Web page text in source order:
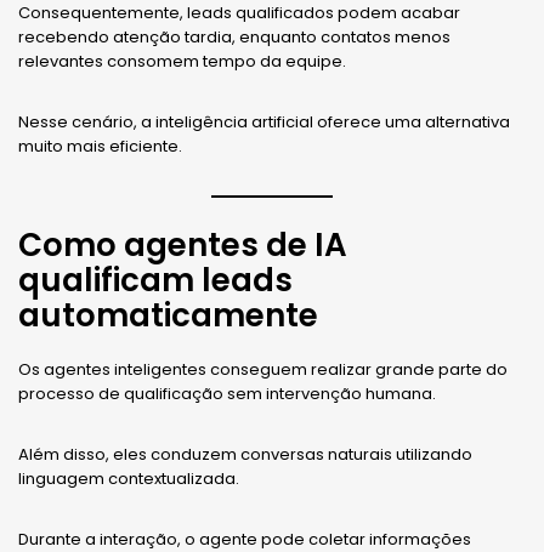
Consequentemente, leads qualificados podem acabar
recebendo atenção tardia, enquanto contatos menos
relevantes consomem tempo da equipe.
Nesse cenário, a inteligência artificial oferece uma alternativa
muito mais eficiente.
Como agentes de IA
qualificam leads
automaticamente
Os agentes inteligentes conseguem realizar grande parte do
processo de qualificação sem intervenção humana.
Além disso, eles conduzem conversas naturais utilizando
linguagem contextualizada.
Durante a interação, o agente pode coletar informações